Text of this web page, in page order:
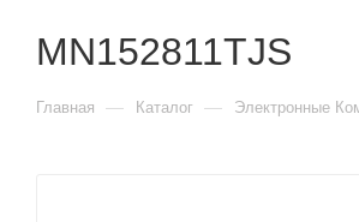
MN152811TJS
Главная — Каталог — Электронные